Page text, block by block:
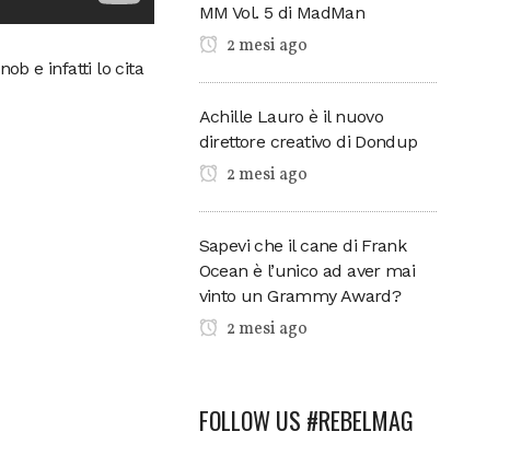
e infatti lo cita
MM Vol. 5 di MadMan
2 mesi ago
Achille Lauro è il nuovo
direttore creativo di Dondup
2 mesi ago
Sapevi che il cane di Frank
Ocean è l’unico ad aver mai
vinto un Grammy Award?
2 mesi ago
FOLLOW US #REBELMAG